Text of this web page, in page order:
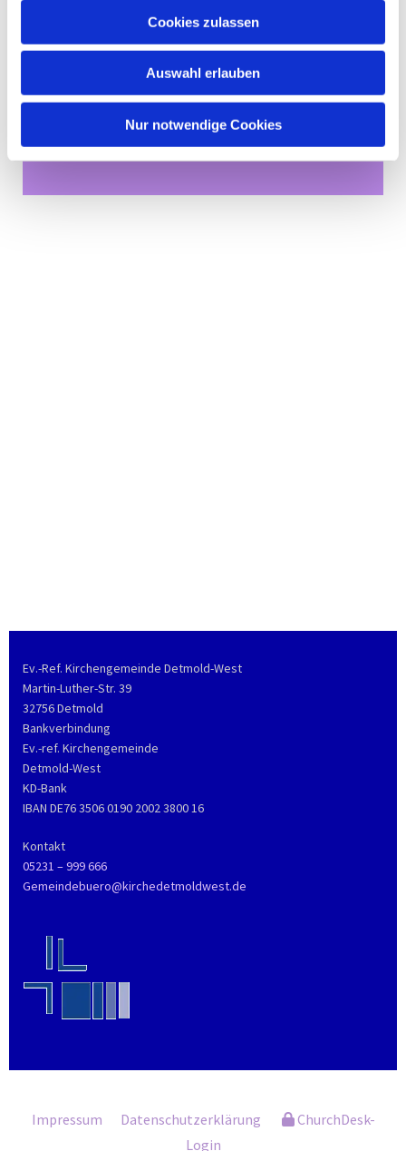
Cookies zulassen
Auswahl erlauben
Nur notwendige Cookies
Dies könnte Sie auch
interessieren
Ev.-Ref. Kirchengemeinde Detmold-West
Martin-Luther-Str. 39
32756 Detmold
Bankverbindung
Ev.-ref. Kirchengemeinde
Detmold-West
KD-Bank
IBAN DE76 3506 0190 2002 3800 16
Kontakt
05231 – 999 666
Gemeindebuero@kirchedetmoldwest.de
Impressum Datenschutzerklärung
ChurchDesk-
Login